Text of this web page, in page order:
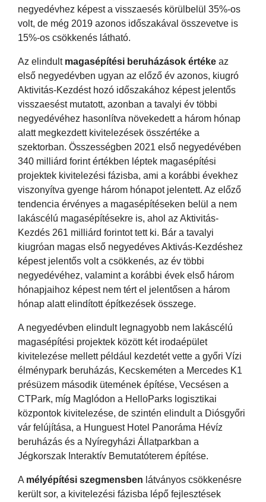
negyedévhez képest a visszaesés körülbelül 35%-os
volt, de még 2019 azonos időszakával összevetve is
15%-os csökkenés látható.
Az elindult magasépítési beruházások értéke az
első negyedévben ugyan az előző év azonos, kiugró
Aktivitás-Kezdést hozó időszakához képest jelentős
visszaesést mutatott, azonban a tavalyi év többi
negyedévéhez hasonlítva növekedett a három hónap
alatt megkezdett kivitelezések összértéke a
szektorban. Összességben 2021 első negyedévében
340 milliárd forint értékben léptek magasépítési
projektek kivitelezési fázisba, ami a korábbi évekhez
viszonyítva gyenge három hónapot jelentett. Az előző
tendencia érvényes a magasépítéseken belül a nem
lakáscélú magasépítésekre is, ahol az Aktivitás-
Kezdés 261 milliárd forintot tett ki. Bár a tavalyi
kiugróan magas első negyedéves Aktivás-Kezdéshez
képest jelentős volt a csökkenés, az év többi
negyedévéhez, valamint a korábbi évek első három
hónapjaihoz képest nem tért el jelentősen a három
hónap alatt elindított építkezések összege.
A negyedévben elindult legnagyobb nem lakáscélú
magasépítési projektek között két irodaépület
kivitelezése mellett például kezdetét vette a győri Vízi
élménypark beruházás, Kecskeméten a Mercedes K1
présüzem második ütemének építése, Vecsésen a
CTPark, míg Maglódon a HelloParks logisztikai
központok kivitelezése, de szintén elindult a Diósgyőri
vár felújítása, a Hunguest Hotel Panoráma Hévíz
beruházás és a Nyíregyházi Állatparkban a
Jégkorszak Interaktív Bemutatóterem építése.
A mélyépítési szegmensben látványos csökkenésre
került sor, a kivitelezési fázisba lépő fejlesztések